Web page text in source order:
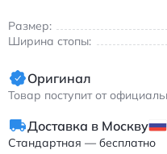
Размер:
Ширина стопы:
Оригинал
Товар поступит от
Доставка в Москву
Стандартная — бесплатно